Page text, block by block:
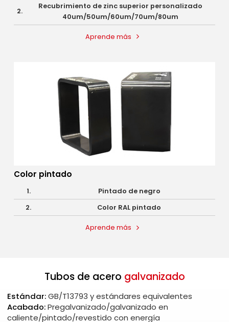
2.
Recubrimiento de zinc superior personalizado
40um/50um/60um/70um/80um
Aprende más
Color pintado
1.
Pintado de negro
2.
Color RAL pintado
Aprende más
Tubos de acero galvanizado
Estándar:GB/T13793 y estándares equivalentes
Acabado:Pregalvanizado/galvanizado en
caliente/pintado/revestido con energía